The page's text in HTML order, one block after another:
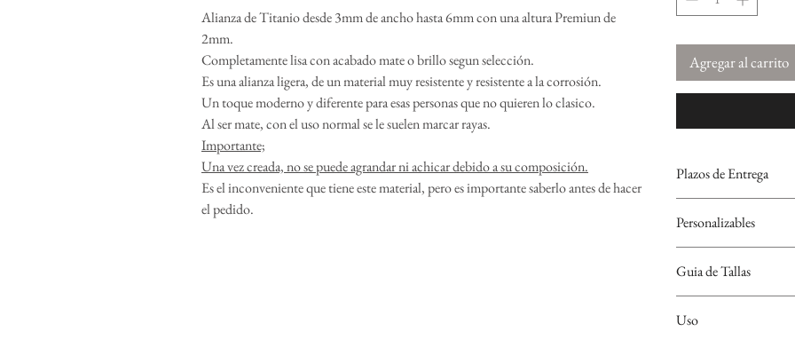
Alianza de Titanio desde 3mm de ancho hasta 6mm con una altura Premiun de
2mm.
Completamente lisa con acabado mate o brillo segun selección.
Es una alianza ligera, de un material muy resistente y resistente a la corrosión.
Un toque moderno y diferente para esas personas que no quieren lo clasico.
Al ser mate, con el uso normal se le suelen marcar rayas.
Importante;
Una vez creada, no se puede agrandar ni achicar debido a su composición.
Es el inconveniente que tiene este material, pero es importante saberlo antes de hacer
el pedido.
Agregar al carrito
Plazos de Entrega
por lo que el plazo de
Personalizables
símbolos a elegir.
Guia de Tallas
encontrarás en el
Uso